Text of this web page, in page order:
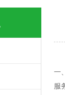
一
服